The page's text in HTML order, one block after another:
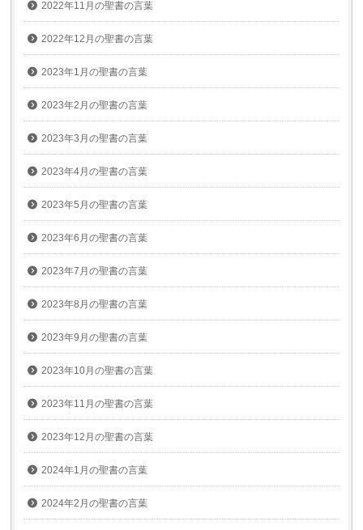
2022年11月の聖書の言葉
2022年12月の聖書の言葉
2023年1月の聖書の言葉
2023年2月の聖書の言葉
2023年3月の聖書の言葉
2023年4月の聖書の言葉
2023年5月の聖書の言葉
2023年6月の聖書の言葉
2023年7月の聖書の言葉
2023年8月の聖書の言葉
2023年9月の聖書の言葉
2023年10月の聖書の言葉
2023年11月の聖書の言葉
2023年12月の聖書の言葉
2024年1月の聖書の言葉
2024年2月の聖書の言葉